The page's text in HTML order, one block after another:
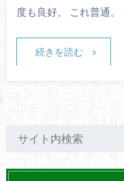
度も良好。 これ普通
続きを読む